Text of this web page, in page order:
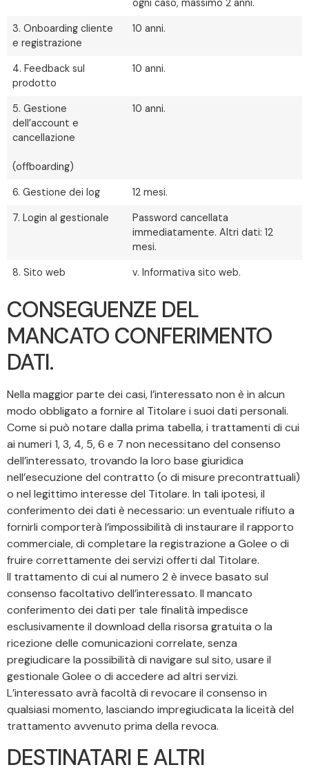
ogni caso, massimo 2 anni.
3. Onboarding cliente
e registrazione
10 anni.
4. Feedback sul
prodotto
10 anni.
5. Gestione
dell’account e
cancellazione
(offboarding)
10 anni.
6. Gestione dei log 12 mesi.
7. Login al gestionale
Password cancellata
immediatamente. Altri dati: 12
mesi.
8. Sito web v. Informativa sito web.
CONSEGUENZE DEL
MANCATO CONFERIMENTO
DATI.
Nella maggior parte dei casi, l’interessato non è in alcun
modo obbligato a fornire al Titolare i suoi dati personali.
Come si può notare dalla prima tabella, i trattamenti di cui
ai numeri 1, 3, 4, 5, 6 e 7 non necessitano del consenso
dell’interessato, trovando la loro base giuridica
nell’esecuzione del contratto (o di misure precontrattuali)
o nel legittimo interesse del Titolare. In tali ipotesi, il
conferimento dei dati è necessario: un eventuale rifiuto a
fornirli comporterà l’impossibilità di instaurare il rapporto
commerciale, di completare la registrazione a Golee o di
fruire correttamente dei servizi offerti dal Titolare.
Il trattamento di cui al numero 2 è invece basato sul
consenso facoltativo dell’interessato. Il mancato
conferimento dei dati per tale finalità impedisce
esclusivamente il download della risorsa gratuita o la
ricezione delle comunicazioni correlate, senza
pregiudicare la possibilità di navigare sul sito, usare il
gestionale Golee o di accedere ad altri servizi.
L’interessato avrà facoltà di revocare il consenso in
qualsiasi momento, lasciando impregiudicata la liceità del
trattamento avvenuto prima della revoca.
DESTINATARI E ALTRI